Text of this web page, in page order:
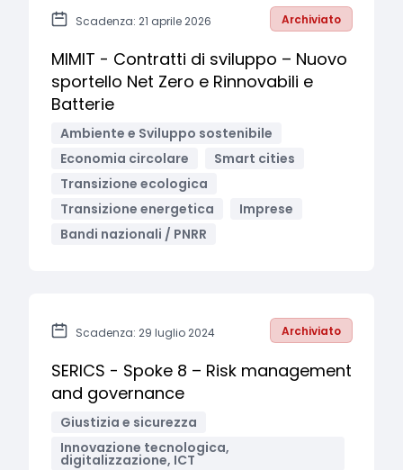
Scadenza: 21 aprile 2026 Archiviato
MIMIT - Contratti di sviluppo – Nuovo
sportello Net Zero e Rinnovabili e
Batterie
Ambiente e Sviluppo sostenibile
Economia circolare
Smart cities
Transizione ecologica
Transizione energetica
Imprese
Bandi nazionali / PNRR
Scadenza: 29 luglio 2024 Archiviato
SERICS - Spoke 8 – Risk management
and governance
Giustizia e sicurezza
Innovazione tecnologica,
digitalizzazione, ICT